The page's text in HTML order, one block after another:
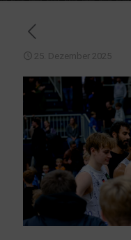
25. Dezember 2025